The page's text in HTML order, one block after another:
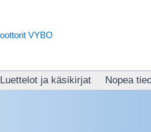
Luettelot ja käsikirjat Nopea